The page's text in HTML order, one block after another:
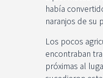
había
naranjos de su
Los pocos
encontraban
próximas al